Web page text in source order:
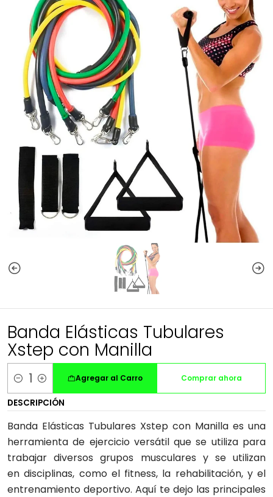
Banda Elásticas Tubulares
Xstep con Manilla
Cantidad
Agregar al Carro Comprar ahora
DESCRIPCIÓN
Banda Elásticas Tubulares Xstep con Manilla es una
herramienta de ejercicio versátil que se utiliza para
trabajar diversos grupos musculares y se utilizan
en disciplinas, como el fitness, la rehabilitación, y el
entrenamiento deportivo. Aquí te dejo las principales